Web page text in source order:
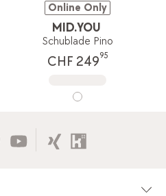
Online Only
MID.YOU
Schublade Pino
CHF 24995